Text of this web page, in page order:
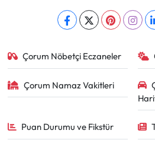
Çorum Nöbetçi Eczaneler
Çorum Namaz Vakitleri
Puan Durumu ve Fikstür